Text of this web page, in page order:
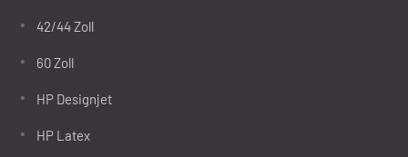
42/44 Zoll
60 Zoll
HP Designjet
HP Latex